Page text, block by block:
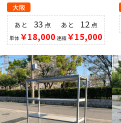
大阪
あと 33 点
単体 ￥18,000
あと 12 点
連結￥15,000